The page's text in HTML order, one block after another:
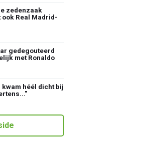
zedenzaak
ook Real Madrid-
gedegouteerd
met Ronaldo
kwam héél dicht bij